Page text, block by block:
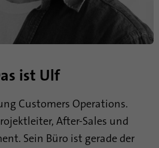
ist Ulf
Customers Operations.
After-Sales und
Sein Büro ist gerade der